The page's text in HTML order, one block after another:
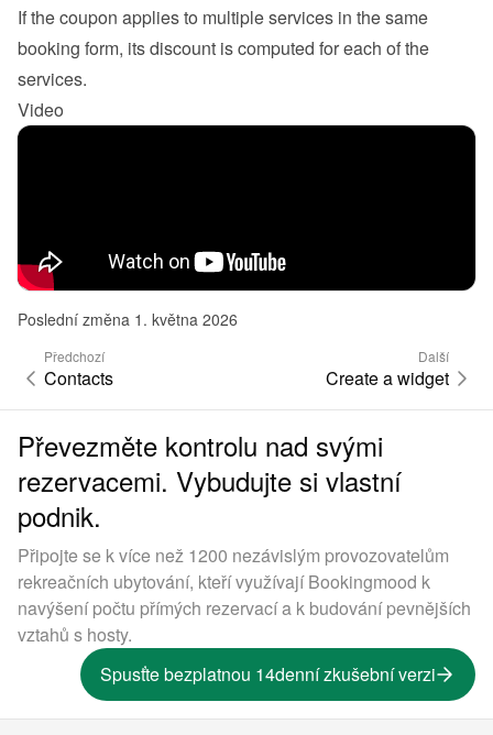
If the coupon applies to multiple services in the same
booking form, its discount is computed for each of the
services.
Video
Poslední změna 1. května 2026
Předchozí
Contacts
Další
Create a widget
Převezměte kontrolu nad svými
rezervacemi. Vybudujte si vlastní
podnik.
Připojte se k více než 1200 nezávislým provozovatelům
rekreačních ubytování, kteří využívají Bookingmood k
navýšení počtu přímých rezervací a k budování pevnějších
vztahů s hosty.
Spusťte bezplatnou 14denní zkušební verzi